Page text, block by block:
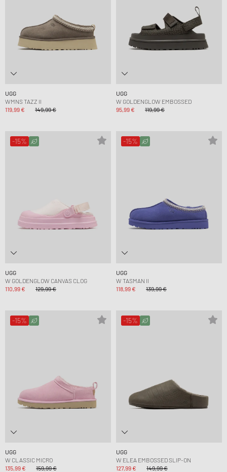
UGG
WMNS TAZZ II
119,99 €
149,99 €
UGG
W GOLDENGLOW EMBOSSED
95,99 €
119,99 €
-15%
UGG
W GOLDENGLOW CANVAS CLOG
110,99 €
129,99 €
-15%
UGG
W TASMAN II
118,99 €
139,99 €
-15%
UGG
W CLASSIC MICRO
135,99 €
159,99 €
-15%
UGG
W ELEA EMBOSSED SLIP-ON
127,99 €
149,99 €